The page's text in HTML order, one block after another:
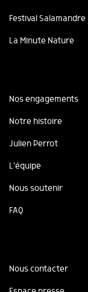
Festival Salamandre
La Minute Nature
Nos engagements
Notre histoire
Julien Perrot
L'équipe
Nous soutenir
FAQ
Nous contacter